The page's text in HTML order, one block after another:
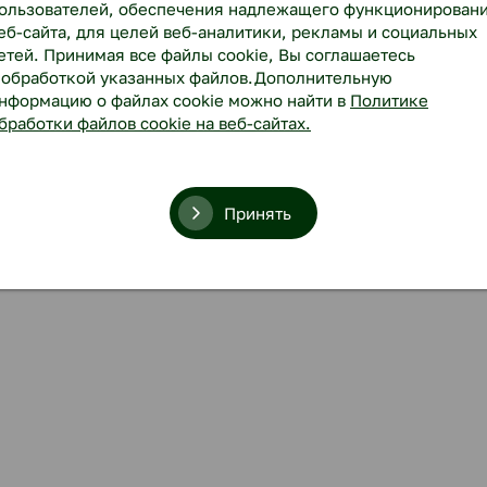
обеспечения надлежащего
сайта, для целей веб-аналитики, рекламы и социальных
Принимая все файлы cookie, Вы соглашаетесь
указанных файлов.Дополнительную
о файлах cookie можно найти в Политике
файлов cookie на веб-сайтах.
Принять